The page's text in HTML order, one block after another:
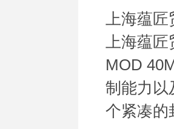
上海蕴
上海蕴
MOD
制能力以
个紧凑的